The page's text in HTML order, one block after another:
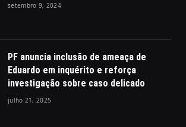
setembro 9, 2024
PF anuncia inclusão de ameaça de
Eduardo em inquérito e reforça
investigação sobre caso delicado
julho 21, 2025